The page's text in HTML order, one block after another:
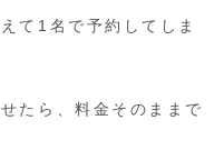
て1名で予約してしま
たら、料金そのままで